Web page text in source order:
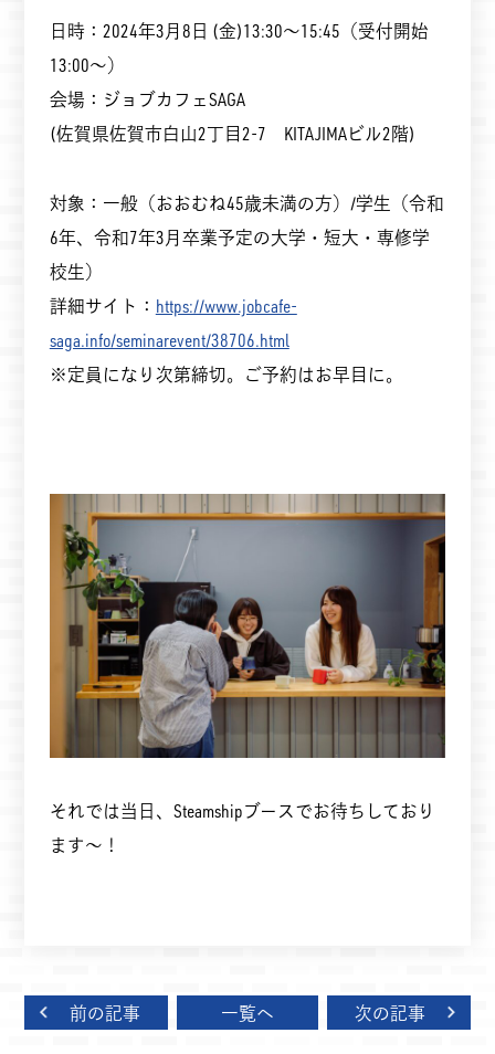
日時：2024年3月8日 (金)13:30～15:45（受付開始
13:00～）
会場：ジョブカフェSAGA
(佐賀県佐賀市白山2丁目2-7 KITAJIMAビル2階)
対象：一般（おおむね45歳未満の方）/学生（令和
6年、令和7年3月卒業予定の大学・短大・専修学
校生）
詳細サイト： https://www.jobcafe-
saga.info/seminarevent/38706.html
※定員になり次第締切。ご予約はお早目に。
それでは当日、Steamshipブースでお待ちしており
ます～！
前の記事 一覧へ 次の記事